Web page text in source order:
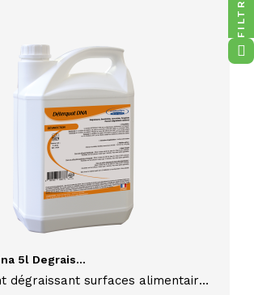
5l Degrais...
dégraissant surfaces alimentaire